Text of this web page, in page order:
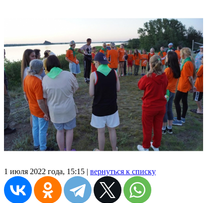
1 июля 2022 года, 15:15 | вернуться к списку